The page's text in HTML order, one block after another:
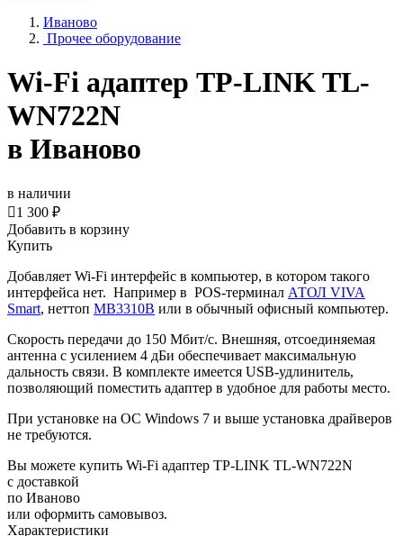
Иваново
Прочее оборудование
Wi-Fi адаптер TP-LINK TL-
WN722N
в Иваново
в наличии
1 300 ₽
Добавить в корзину
Купить
Добавляет Wi-Fi интерфейс в компьютер, в котором такого
интерфейса нет. Например в POS-терминал АТОЛ VIVA
Smart, неттоп MB3310B или в обычный офисный компьютер.
Скорость передачи до 150 Мбит/с. Внешняя, отсоединяемая
антенна с усилением 4 дБи обеспечивает максимальную
дальность связи. В комплекте имеется USB-удлинитель,
позволяющий поместить адаптер в удобное для работы место.
При установке на ОС Windows 7 и выше установка драйверов
не требуются.
Вы можете купить Wi-Fi адаптер TP-LINK TL-WN722N
с доставкой
по Иваново
или оформить самовывоз.
Характеристики